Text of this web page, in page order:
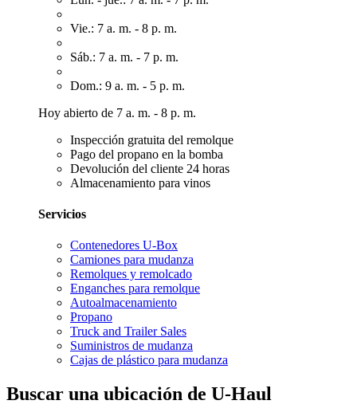
Vie.: 7 a. m. - 8 p. m.
Sáb.: 7 a. m. - 7 p. m.
Dom.: 9 a. m. - 5 p. m.
Hoy abierto de 7 a. m. - 8 p. m.
Inspección gratuita del remolque
Pago del propano en la bomba
Devolución del cliente 24 horas
Almacenamiento para vinos
Servicios
Contenedores U-Box
Camiones para mudanza
Remolques y remolcado
Enganches para remolque
Autoalmacenamiento
Propano
Truck and Trailer Sales
Suministros de mudanza
Cajas de plástico para mudanza
Buscar una ubicación de U-Haul